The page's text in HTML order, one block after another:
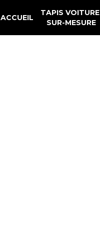
ACCUEIL
TAPIS VOITURE
SUR-MESURE